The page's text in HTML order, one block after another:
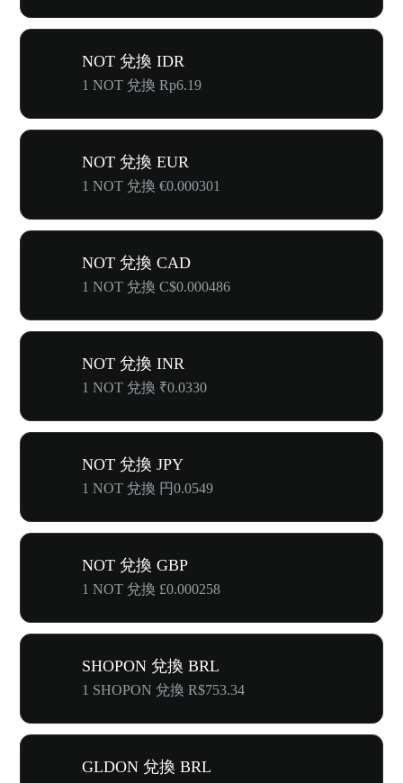
NOT 兌換 IDR
1 NOT 兌換 Rp6.19
NOT 兌換 EUR
1 NOT 兌換 €0.000301
NOT 兌換 CAD
1 NOT 兌換 C$0.000486
NOT 兌換 INR
1 NOT 兌換 ₹0.0330
NOT 兌換 JPY
1 NOT 兌換 円0.0549
NOT 兌換 GBP
1 NOT 兌換 £0.000258
SHOPON 兌換 BRL
1 SHOPON 兌換 R$753.34
GLDON 兌換 BRL